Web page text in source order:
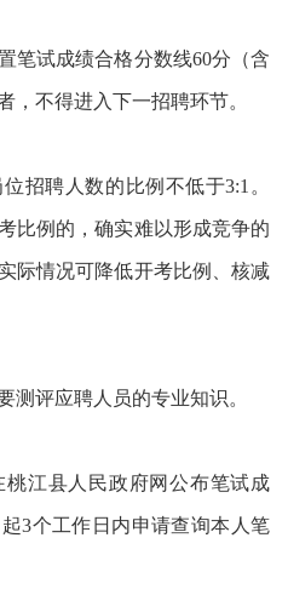
试成绩合格分数线60分（含
，不得进入下一招聘环节。
聘人数的比例不低于3:1。
比例的，确实难以形成竞争的
际情况可降低开考比例、核减
评应聘人员的专业知识。
江县人民政府网公布笔试成
3个工作日内申请查询本人笔